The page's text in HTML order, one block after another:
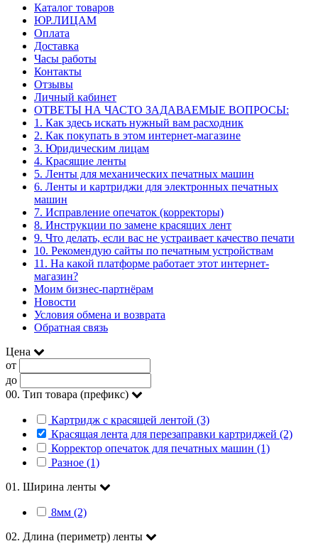
Каталог товаров
ЮР.ЛИЦАМ
Оплата
Доставка
Часы работы
Контакты
Отзывы
Личный кабинет
ОТВЕТЫ НА ЧАСТО ЗАДАВАЕМЫЕ ВОПРОСЫ:
1. Как здесь искать нужный вам расходник
2. Как покупать в этом интернет-магазине
3. Юридическим лицам
4. Красящие ленты
5. Ленты для механических печатных машин
6. Ленты и картриджи для электронных печатных
машин
7. Исправление опечаток (корректоры)
8. Инструкции по замене красящих лент
9. Что делать, если вас не устраивает качество печати
10. Рекомендую сайты по печатным устройствам
11. На какой платформе работает этот интернет-
магазин?
Моим бизнес-партнёрам
Новости
Условия обмена и возврата
Обратная связь
Цена
от
до
00. Тип товара (префикс)
Картридж с красящей лентой (3)
Красящая лента для перезаправки картриджей (2)
Корректор опечаток для печатных машин (1)
Разное (1)
01. Ширина ленты
8мм (2)
02. Длина (периметр) ленты